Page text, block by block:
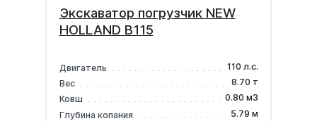
Экскаватор погрузчик NEW
HOLLAND B115
Двигатель
110 л.с.
Вес
8.70 т
Ковш
0.80 м3
Глубина копания
5.79 м